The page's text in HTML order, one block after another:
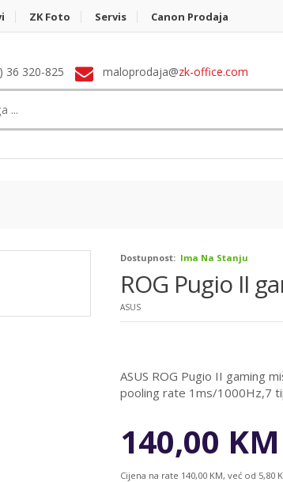
ZK Foto Servis Canon Prodaja
36 320-825 maloprodaja@zk-office.com
Dostupnost: Ima Na Stanju
ROG Pugio II
ASUS
ASUS ROG Pugio II gaming
pooling rate 1ms/1000Hz,7
140,00 KM
Cijena na rate 140,00 KM, već od 5,80